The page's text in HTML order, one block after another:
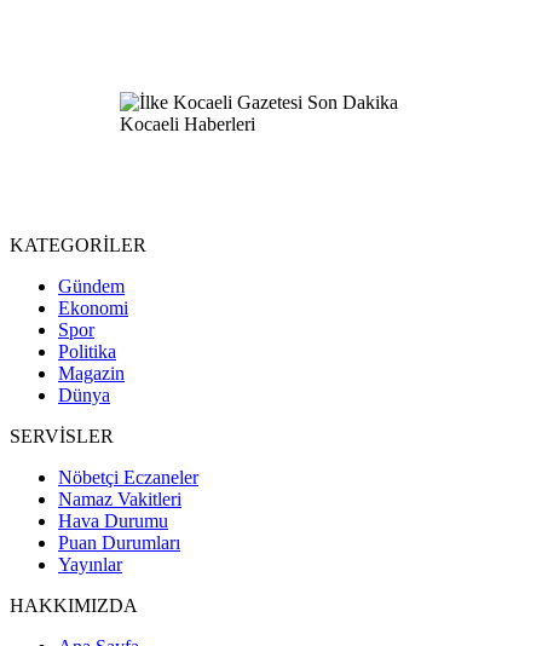
KATEGORİLER
Gündem
Ekonomi
Spor
Politika
Magazin
Dünya
SERVİSLER
Nöbetçi Eczaneler
Namaz Vakitleri
Hava Durumu
Puan Durumları
Yayınlar
HAKKIMIZDA